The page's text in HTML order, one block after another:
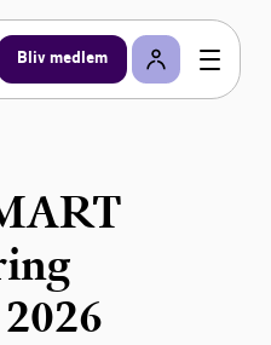
Bliv medlem